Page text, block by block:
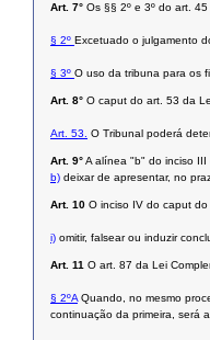
Art. 7° Os §§ 2º e 3º do art.
§ 2º Excetuado o julgamento
§ 3º O uso da tribuna para os
Art. 8° O caput do art. 53 da
Art. 53. O Tribunal poderá
Art. 9°A alínea "b" do inciso III
b) deixar de apresentar, no
Art. 10 O inciso IV do caput
i) omitir, falsear ou induzir
Art. 11 O art. 87 da Lei
§ 2ºAQuando, no mesmo
continuação da primeira, será